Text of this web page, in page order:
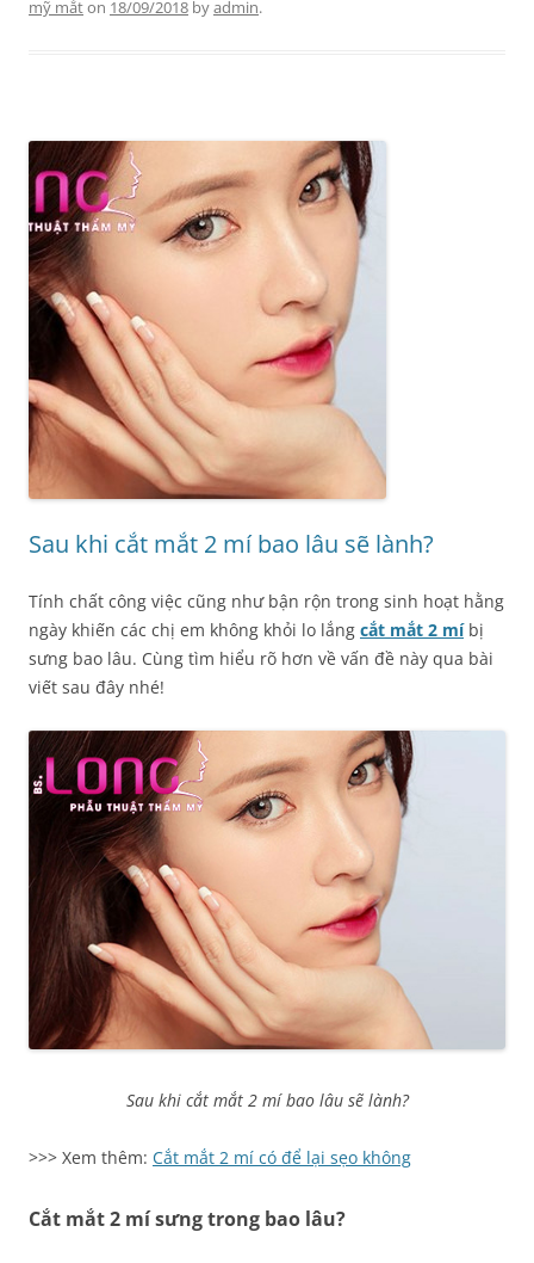
mỹ mắton 18/09/2018 byadmin.
Sau khi cắt mắt 2 mí bao lâu sẽ lành?
Tính chất công việc cũng như bận rộn trong sinh hoạt hằng
ngày khiến các chị em không khỏi lo lắng cắt mắt 2 míbị
sưng bao lâu. Cùng tìm hiểu rõ hơn về vấn đề này qua bài
viết sau đây nhé!
Sau khi cắt mắt 2 mí bao lâu sẽ lành?
>>> Xem thêm: Cắt mắt 2 mí có để lại sẹo không
Cắt mắt 2 mí sưng trong bao lâu?